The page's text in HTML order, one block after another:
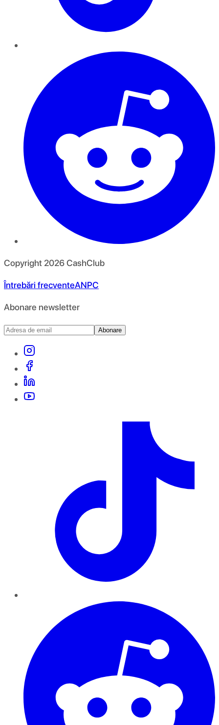
Copyright 2026CashClub
Întrebări frecventeANPC
Abonare newsletter
Abonare